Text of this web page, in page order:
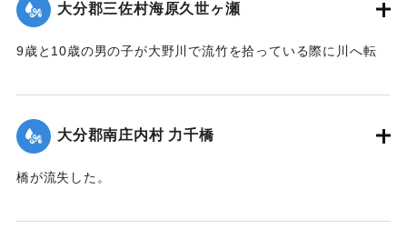
｜固有コード:
大分郡三佐村海原久世ヶ瀬
9歳と10歳の男の子が大野川で流竹を拾っている際に川へ転
し船に助けられ一命をとりとめた。
【出典：大分新聞 1928年6月29日朝刊4面】
｜固有コード:
大分郡南庄内村 力千橋
橋が流失した。